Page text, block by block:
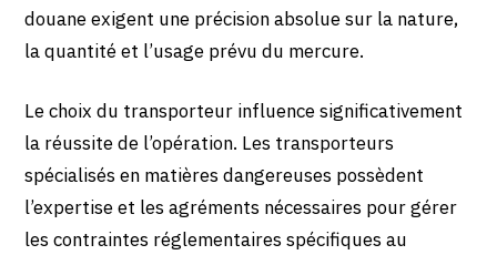
douane exigent une précision absolue sur la nature,
la quantité et l’usage prévu du mercure.
Le choix du transporteur influence significativement
la réussite de l’opération. Les transporteurs
spécialisés en matières dangereuses possèdent
l’expertise et les agréments nécessaires pour gérer
les contraintes réglementaires spécifiques au